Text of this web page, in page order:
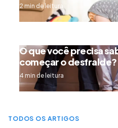
2 min de leitura
O que você precisa
começar o desfralde?
4 min de leitura
TODOS OS ARTIGOS